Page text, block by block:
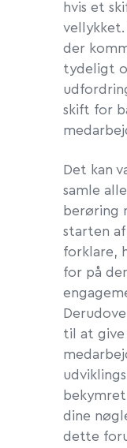
hvis et
der
tydeligt
skift for
Det kan
samle
berøring
starten
forklare,
for på
til at
dine
dette